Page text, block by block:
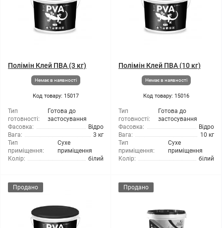
Полімін Клей ПВА (3 кг)
Немає в наявності
Код товару: 15017
Тип
готовності:
Готова до
застосування
Фасовка:
Відро
Вага:
3 кг
Тип
приміщення:
Сухе
приміщення
Колір:
білий
Полімін Клей ПВА (10 кг)
Немає в наявності
Код товару: 15016
Тип
готовності:
Готова до
застосування
Фасовка:
Відро
Вага:
10 кг
Тип
приміщення:
Сухе
приміщення
Колір:
білий
Продано Продано